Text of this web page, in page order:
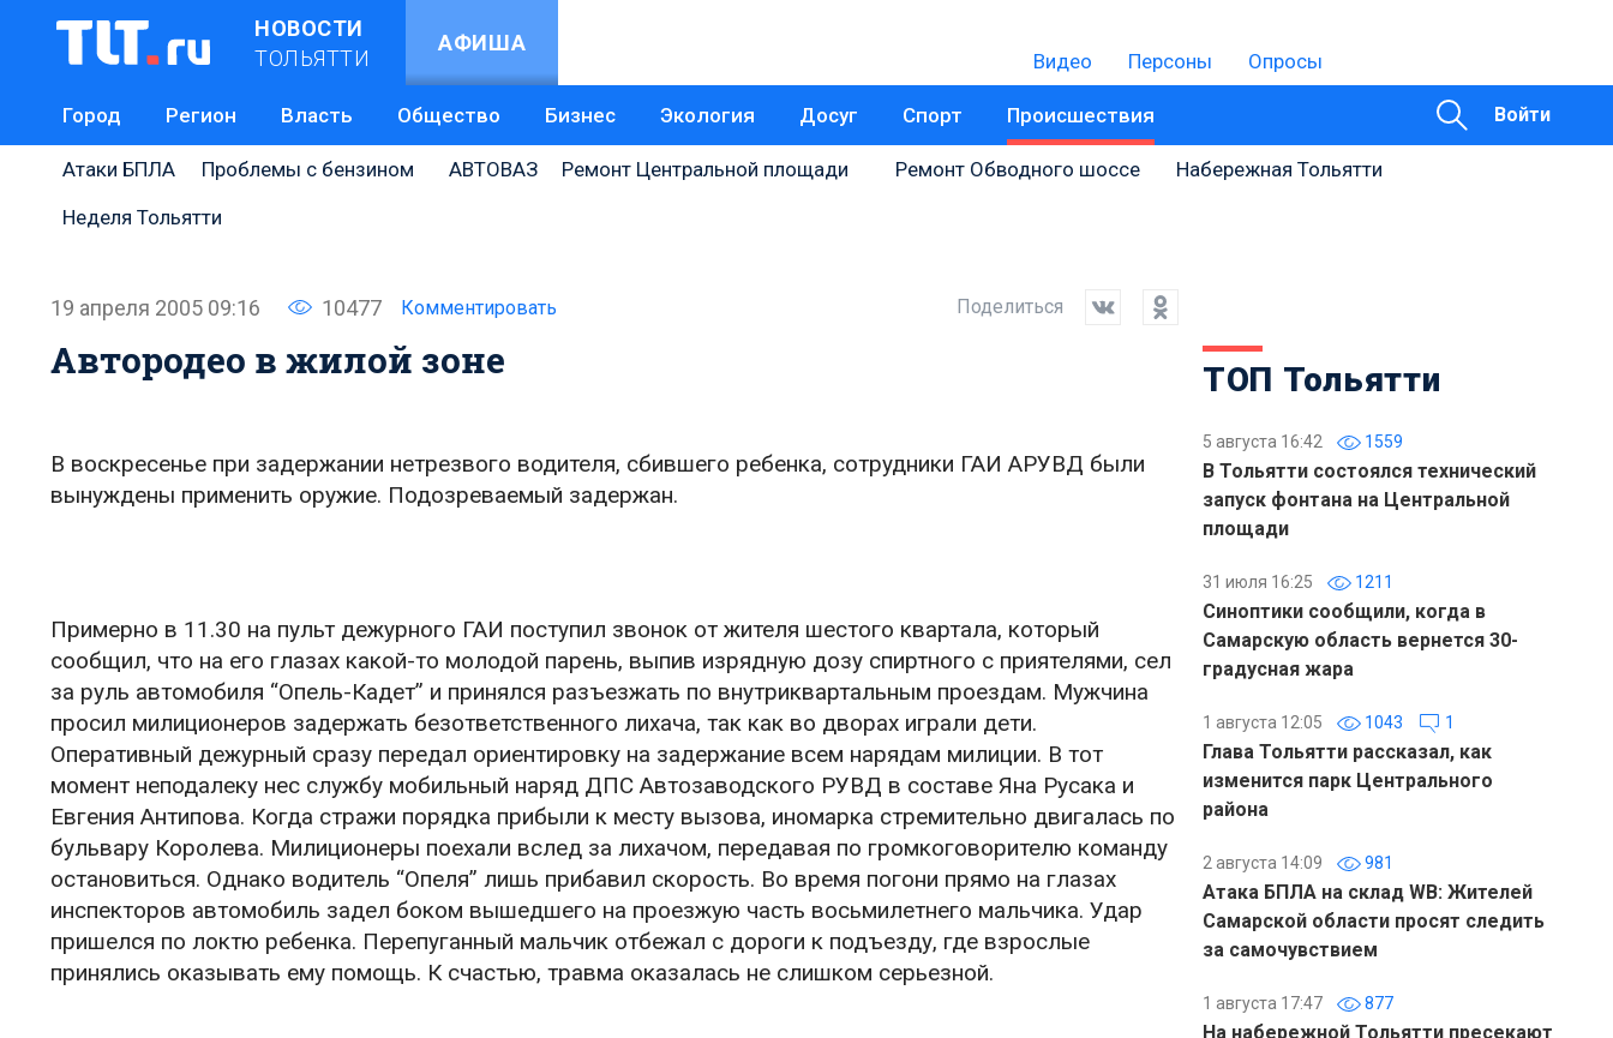
НОВОСТИ
ТОЛЬЯТТИ
АФИША
Видео Персоны Опросы
Город Регион Власть Общество Бизнес Экология Досуг Спорт Происшествия Войти
Атаки БПЛА Проблемы с бензином АВТОВАЗ Ремонт Центральной площади Ремонт Обводного шоссе
Набережная Тольятти
Неделя Тольятти
19 апреля 2005 09:16 10477 Комментировать Поделиться
Автородео в жилой зоне
В воскресенье при задержании нетрезвого водителя, сбившего ребенка, сотрудники ГАИ АРУВД были
вынуждены применить оружие. Подозреваемый задержан.
Примерно в 11.30 на пульт дежурного ГАИ поступил звонок от жителя шестого квартала, который
сообщил, что на его глазах какой-то молодой парень, выпив изрядную дозу спиртного с приятелями, сел
за руль автомобиля “Опель-Кадет” и принялся разъезжать по внутриквартальным проездам. Мужчина
просил милиционеров задержать безответственного лихача, так как во дворах играли дети.
Оперативный дежурный сразу передал ориентировку на задержание всем нарядам милиции. В тот
момент неподалеку нес службу мобильный наряд ДПС Автозаводского РУВД в составе Яна Русака и
Евгения Антипова. Когда стражи порядка прибыли к месту вызова, иномарка стремительно двигалась по
бульвару Королева. Милиционеры поехали вслед за лихачом, передавая по громкоговорителю команду
остановиться. Однако водитель “Опеля” лишь прибавил скорость. Во время погони прямо на глазах
инспекторов автомобиль задел боком вышедшего на проезжую часть восьмилетнего мальчика. Удар
пришелся по локтю ребенка. Перепуганный мальчик отбежал с дороги к подъезду, где взрослые
принялись оказывать ему помощь. К счастью, травма оказалась не слишком серьезной.
ТОП Тольятти
5 августа 16:42 1559
В Тольятти состоялся технический
запуск фонтана на Центральной
площади
31 июля 16:25 1211
Синоптики сообщили, когда в
Самарскую область вернется 30-
градусная жара
1 августа 12:05 1043 1
Глава Тольятти рассказал, как
изменится парк Центрального
района
2 августа 14:09 981
Атака БПЛА на склад WB: Жителей
Самарской области просят следить
за самочувствием
1 августа 17:47 877
На набережной Тольятти пресекают